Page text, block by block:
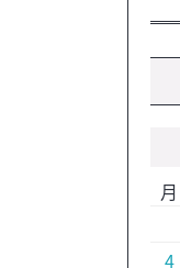
月
4